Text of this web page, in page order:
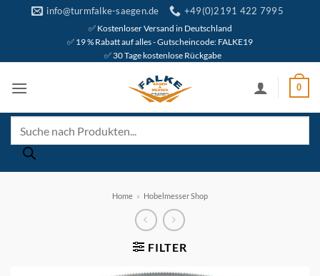
info@turmfalke-saegen.de +49(0)2191 422 7995
✅ Kostenloser Versand in Deutschland
✅ 19 % Rabatt auf alles - Gutscheincode: FALKE19
✅ 30 Tage kostenlose Rückgabe
0
search
Home » Hobelmesser Shop
FILTER